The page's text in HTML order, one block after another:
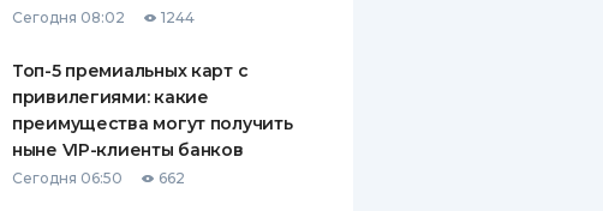
ВСЕ СТРАХОВЫЕ ПОЛИСЫ
СТРАХОВЫЕ КОМПАНИИ
Сегодня 08:02 1244
Топ-5 премиальных карт с
привилегиями: какие
преимущества могут получить
ныне VIP-клиенты банков
Сегодня 06:50 662